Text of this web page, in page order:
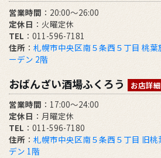
営業時間 ：20:00～26:00
定休日 ：火曜定休
TEL ：011-596-7181
住所 ： 札幌市中央区南５条西５丁目 桃
ーデン 2階
おばんざい酒場ふくろう お店詳細
営業時間 ：17:00～24:00
定休日 ：月曜定休
TEL ：011-596-7180
住所 ： 札幌市中央区南５条西５丁目 旧
デン 1階